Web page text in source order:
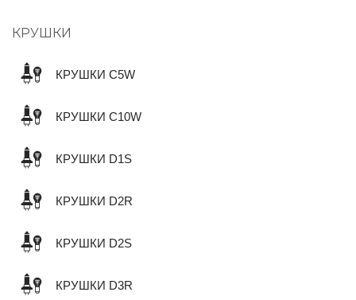
КРУШКИ
КРУШКИ C5W
КРУШКИ C10W
КРУШКИ D1S
КРУШКИ D2R
КРУШКИ D2S
КРУШКИ D3R